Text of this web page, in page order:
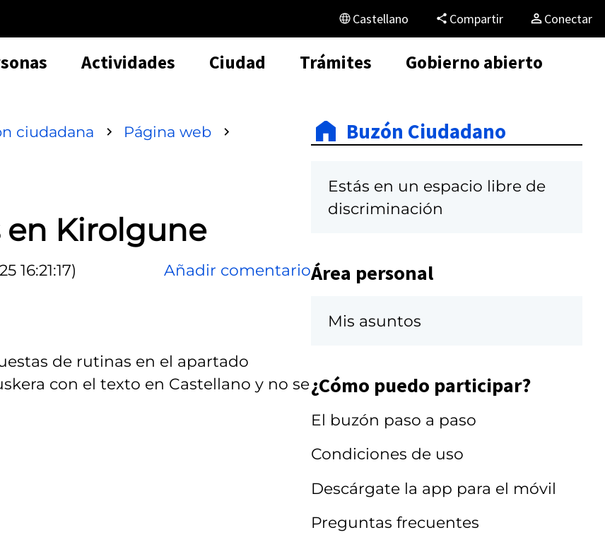
Castellano Compartir Conectar
Actividades Ciudad Trámites Gobierno abierto
ciudadana
Página web
Kirolgune
16:21:17) Añadir comentario
de rutinas en el apartado
con el texto en Castellano y no se
Buzón Ciudadano
Estás en un espacio libre de
discriminación
Área personal
Mis asuntos
¿Cómo puedo participar?
El buzón paso a paso
Condiciones de uso
Descárgate la app para el móvil
Preguntas frecuentes